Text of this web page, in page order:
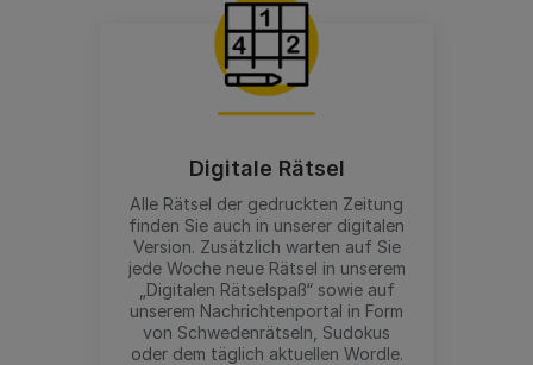
Digitale Rätsel
Alle Rätsel der gedruckten Zeitung
finden Sie auch in unserer digitalen
Version. Zusätzlich warten auf Sie
jede Woche neue Rätsel in unserem
„Digitalen Rätselspaß“ sowie auf
unserem Nachrichtenportal in Form
von Schwedenrätseln, Sudokus
oder dem täglich aktuellen Wordle.